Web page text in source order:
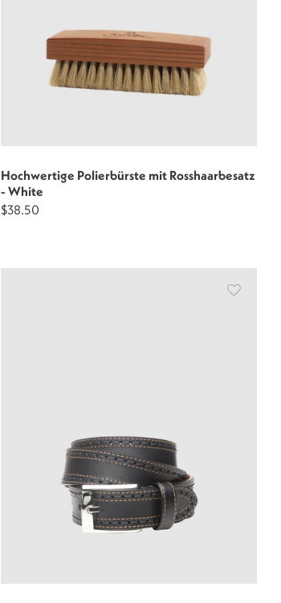
Hochwertige Polierbürste mit Rosshaarbesatz
- White
$38.50